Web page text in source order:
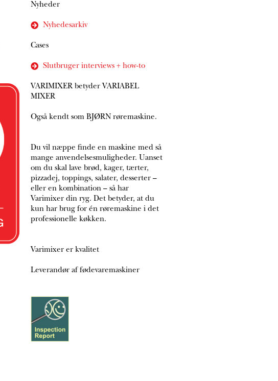
Nyheder
Nyhedesarkiv
Cases
Slutbruger interviews + how-to
VARIMIXER betyder VARIABEL
MIXER
Også kendt som BJØRN røremaskine.
Du vil næppe finde en maskine med så
mange anvendelsesmuligheder. Uanset
om du skal lave brød, kager, tærter,
pizzadej, toppings, salater, desserter –
eller en kombination – så har
Varimixer din ryg. Det betyder, at du
kun har brug for én røremaskine i det
professionelle køkken.
Varimixer er kvalitet
Leverandør af fødevaremaskiner